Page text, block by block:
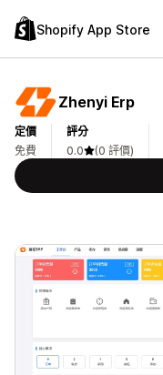
Shopify App Store
Zhenyi Erp
定價
免費
評分
0.0
(0 評價)